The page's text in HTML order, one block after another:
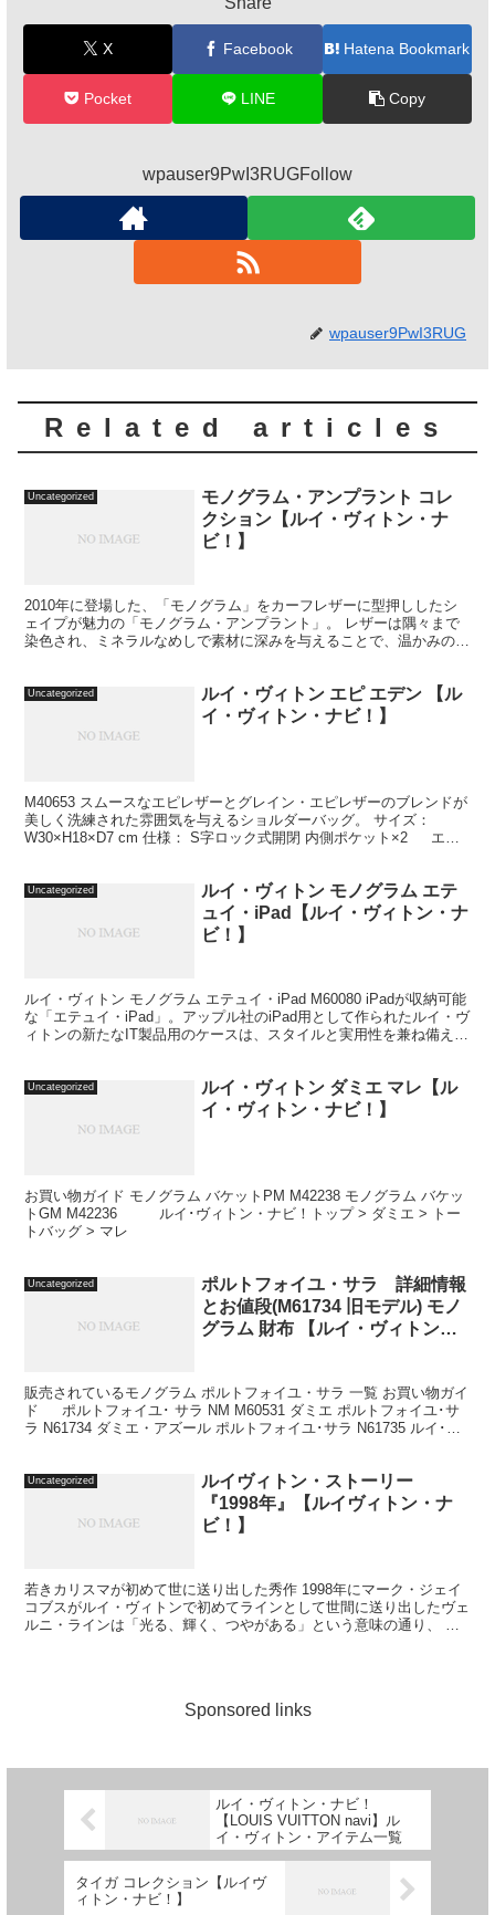
X Facebook Hatena Bookmark
Pocket LINE Copy
wpauser9PwI3RUGFollow
wpauser9PwI3RUG
Related articles
Uncategorized
モノグラム・アンプラント コレ
クション【ルイ・ヴィトン・ナ
ビ！】
2010年に登場した、「モノグラム」をカーフレザーに型押ししたシ
ェイプが魅力の「モノグラム・アンプラント」。 レザーは隅々まで
染色され、ミネラルなめしで素材に深みを与えることで、温かみのあ
Uncategorized
ルイ・ヴィトン エピ エデン 【ル
イ・ヴィトン・ナビ！】
M40653 スムースなエピレザーとグレイン・エピレザーのブレンドが
美しく洗練された雰囲気を与えるショルダーバッグ。 サイズ：
W30×H18×D7 cm 仕様： S字ロック式開閉 内側ポケット×2 エデ
Uncategorized
ルイ・ヴィトン モノグラム エテ
ュイ・iPad【ルイ・ヴィトン・ナ
ビ！】
ルイ・ヴィトン モノグラム エテュイ・iPad M60080 iPadが収納可能
な「エテュイ・iPad」。アップル社のiPad用として作られたルイ・ヴ
ィトンの新たなIT製品用のケースは、スタイルと実用性を兼ね備えた
Uncategorized
ルイ・ヴィトン ダミエ マレ【ル
イ・ヴィトン・ナビ！】
お買い物ガイド モノグラム バケットPM M42238 モノグラム バケッ
トGM M42236 ルイ･ヴィトン・ナビ！トップ > ダミエ > トー
トバッグ > マレ
Uncategorized
ポルトフォイユ・サラ 詳細情報
とお値段(M61734 旧モデル) モノ
グラム 財布 【ルイ・ヴィトン・
販売されているモノグラム ポルトフォイユ・サラ 一覧 お買い物ガイ
ド ポルトフォイユ･ サラ NM M60531 ダミエ ポルトフォイユ･サ
ラ N61734 ダミエ・アズール ポルトフォイユ･サラ N61735 ルイ･ヴ
Uncategorized
ルイヴィトン・ストーリー
『1998年』【ルイヴィトン・ナ
ビ！】
若きカリスマが初めて世に送り出した秀作 1998年にマーク・ジェイ
コブスがルイ・ヴィトンで初めてラインとして世間に送り出したヴェ
ルニ・ラインは「光る、輝く、つやがある」という意味の通り、 つ
Sponsored links
ルイ・ヴィトン・ナビ！
【LOUIS VUITTON navi】ル
イ・ヴィトン・アイテム一覧
タイガ コレクション【ルイヴ
ィトン・ナビ！】